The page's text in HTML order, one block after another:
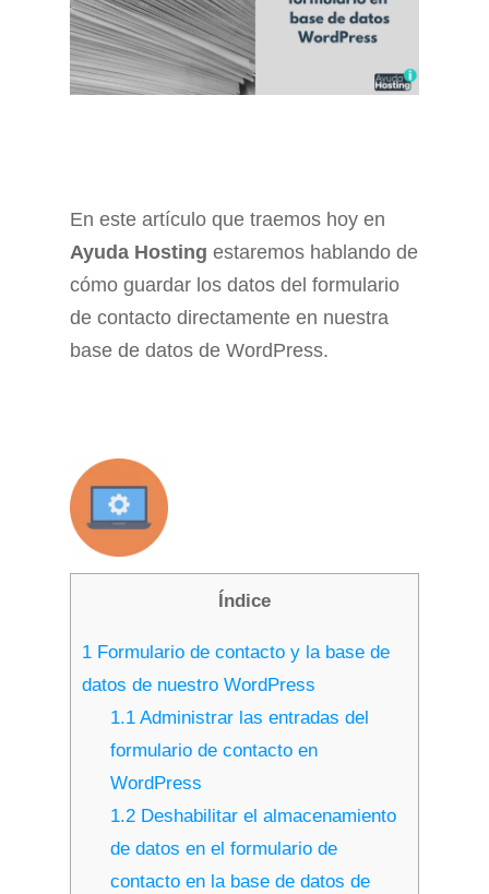
En este artículo que traemos hoy en
Ayuda Hosting estaremos hablando de
cómo guardar los datos del formulario
de contacto directamente en nuestra
base de datos de WordPress.
Índice
1 Formulario de contacto y la base de
datos de nuestro WordPress
1.1Administrar las entradas del
formulario de contacto en
WordPress
1.2Deshabilitar el almacenamiento
de datos en el formulario de
contacto en la base de datos de